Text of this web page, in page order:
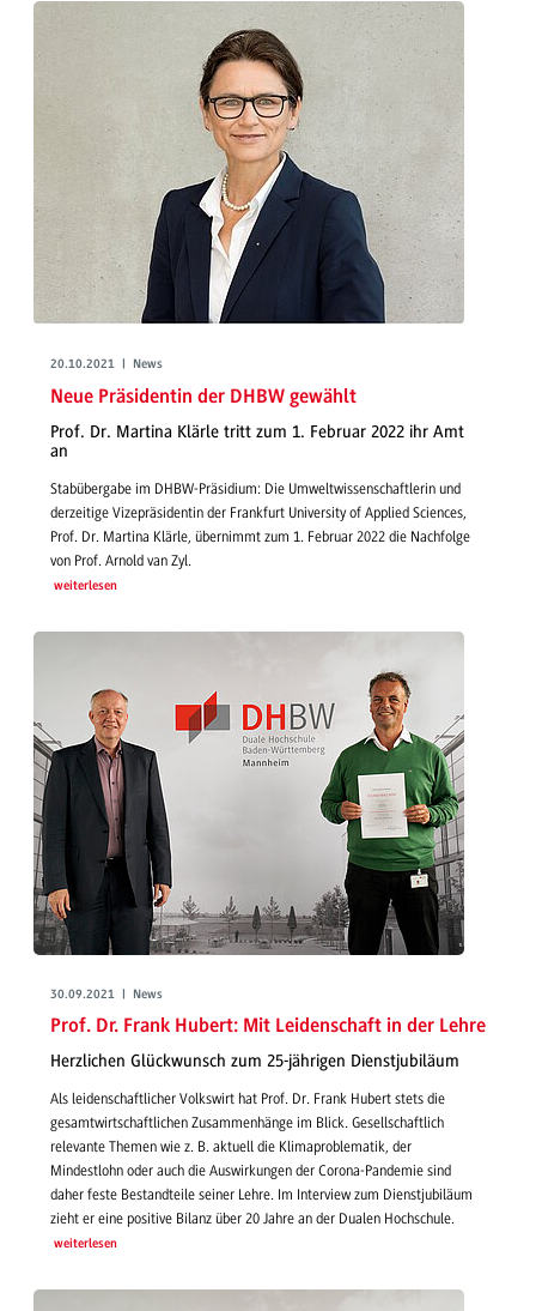
20.10.2021 | News
Neue Präsidentin der DHBW gewählt
Prof. Dr. Martina Klärle tritt zum 1. Februar 2022 ihr Amt
an
Stabübergabe im DHBW-Präsidium: Die Umweltwissenschaftlerin und
derzeitige Vizepräsidentin der Frankfurt University of Applied Sciences,
Prof. Dr. Martina Klärle, übernimmt zum 1. Februar 2022 die Nachfolge
von Prof. Arnold van Zyl.
weiterlesen
30.09.2021 | News
Prof. Dr. Frank Hubert: Mit Leidenschaft in der Lehre
Herzlichen Glückwunsch zum 25-jährigen Dienstjubiläum
Als leidenschaftlicher Volkswirt hat Prof. Dr. Frank Hubert stets die
gesamtwirtschaftlichen Zusammenhänge im Blick. Gesellschaftlich
relevante Themen wie z. B. aktuell die Klimaproblematik, der
Mindestlohn oder auch die Auswirkungen der Corona-Pandemie sind
daher feste Bestandteile seiner Lehre. Im Interview zum Dienstjubiläum
zieht er eine positive Bilanz über 20 Jahre an der Dualen Hochschule.
weiterlesen